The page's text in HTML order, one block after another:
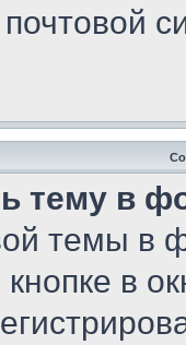
почтовой
тему в
темы в
кнопке в